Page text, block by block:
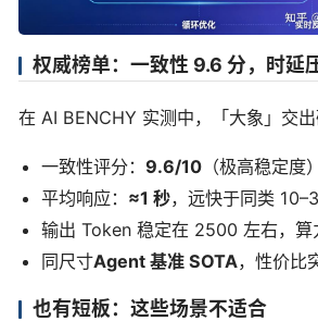
权威榜单：一致性 9.6 分，时延
在 AI BENCHY 实测中，「大象」交出
一致性评分：9.6/10 （极高稳定度）
平均响应： ≈1 秒，远快于同类
输出 Token 稳定在 2500 左右，算
同尺寸Agent 基准 SOTA，性价比
也有短板：这些场景不适合